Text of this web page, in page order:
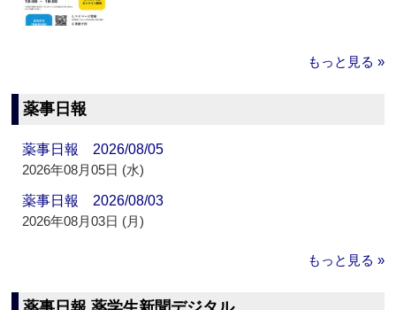
もっと見る »
薬事日報
薬事日報 2026/08/05
2026年08月05日 (水)
薬事日報 2026/08/03
2026年08月03日 (月)
もっと見る »